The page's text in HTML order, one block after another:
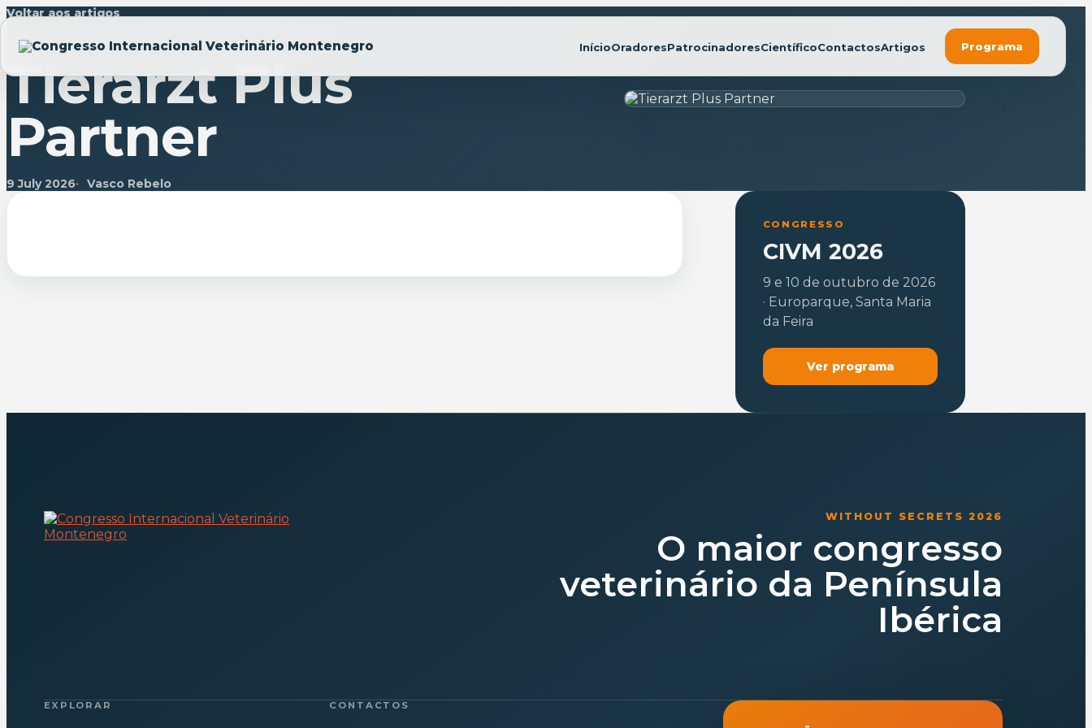
InícioOradoresPatrocinadoresCientíficoContactosArtigos Programa
Voltar aos artigos
ARTIGO
Tierarzt Plus
Partner
9 July 2026 Vasco Rebelo
CONGRESSO
CIVM 2026
9 e 10 de outubro de 2026
· Europarque, Santa Maria
da Feira
Ver programa
WITHOUT SECRETS 2026
O maior congresso
veterinário da Península
Ibérica
EXPLORAR CONTACTOS